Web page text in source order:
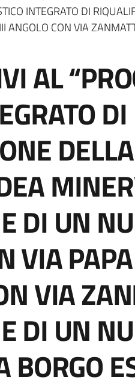
INTEGRATO DI
ANGOLO CON VIA
AL
DI
DELLA
DI UN
VIA
VIA
DI UN
BORGO